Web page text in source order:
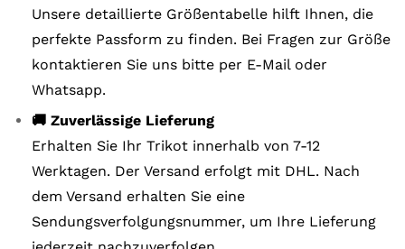
Unsere detaillierte Größentabelle hilft Ihnen, die
perfekte Passform zu finden. Bei Fragen zur Größe
kontaktieren Sie uns bitte per E-Mail oder
Whatsapp.
🚚 Zuverlässige Lieferung
Erhalten Sie Ihr Trikot innerhalb von 7-12
Werktagen. Der Versand erfolgt mit DHL. Nach
dem Versand erhalten Sie eine
Sendungsverfolgungsnummer, um Ihre Lieferung